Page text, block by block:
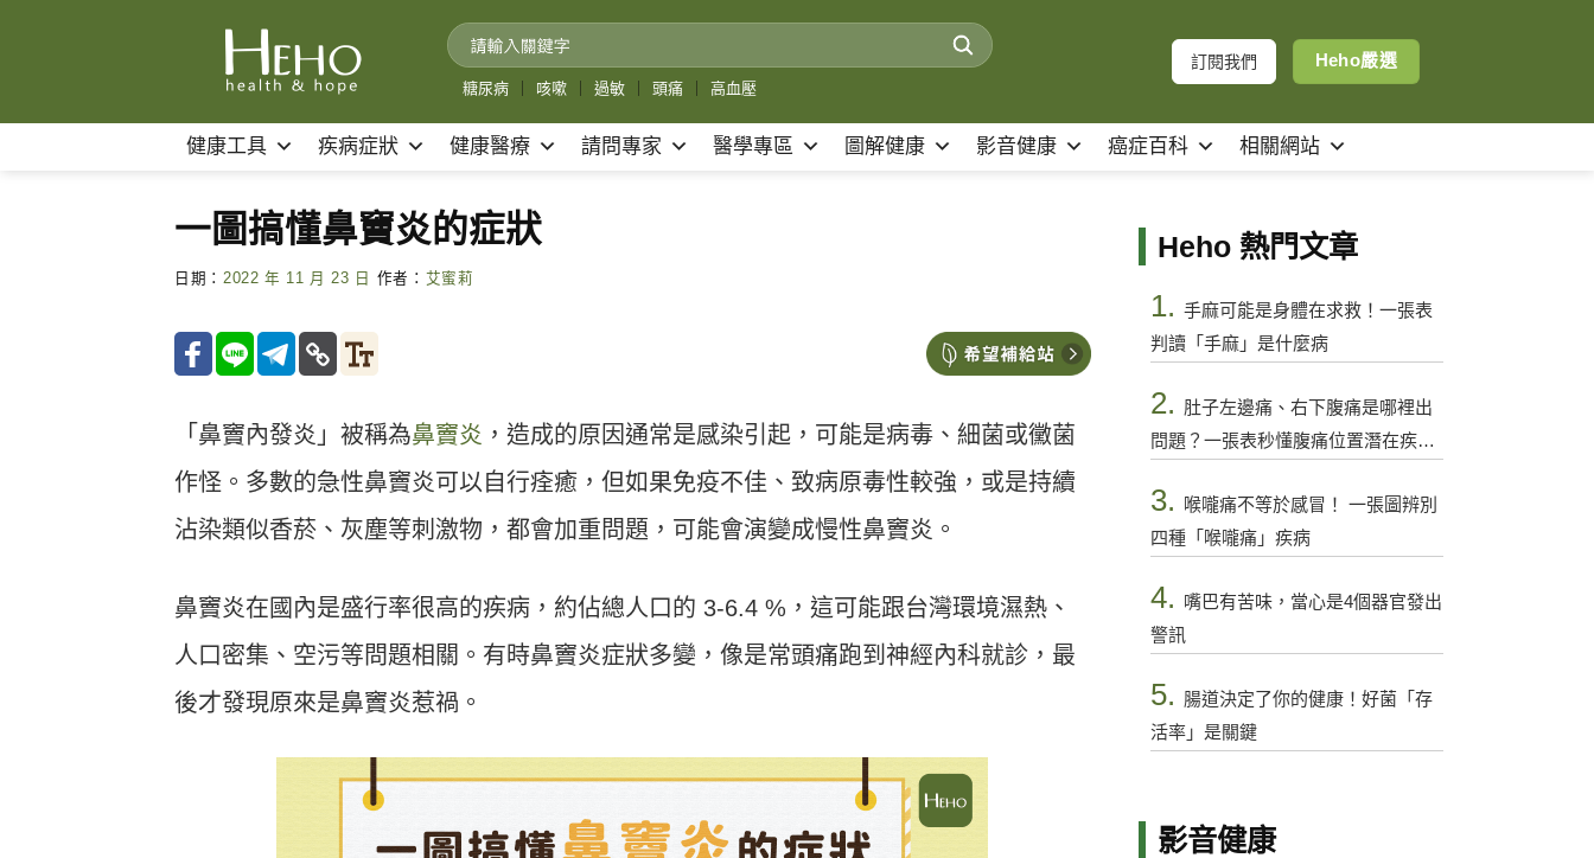
糖尿病 咳嗽 過敏 頭痛 高血壓
訂閱我們 Heho嚴選
健康工具 疾病症狀 健康醫療 請問專家 醫學專區 圖解健康 影音健康 癌症百科 相關網站
一圖搞懂鼻竇炎的症狀
日期： 2022 年 11 月 23 日 作者： 艾蜜莉
「鼻竇內發炎」被稱為鼻竇炎 ，造成的原因通常是感染引起，可能是病毒、細菌或黴菌
作怪。多數的急性鼻竇炎可以自行痊癒，但如果免疫不佳、致病原毒性較強，或是持續
沾染類似香菸、灰塵等刺激物，都會加重問題，可能會演變成慢性鼻竇炎。
鼻竇炎在國內是盛行率很高的疾病，約佔總人口的 3-6.4 %，這可能跟台灣環境濕熱、
人口密集、空污等問題相關。有時鼻竇炎症狀多變，像是常頭痛跑到神經內科就診，最
後才發現原來是鼻竇炎惹禍。
Heho 熱門文章
1. 手麻可能是身體在求救！一張表
判讀「手麻」是什麼病
2. 肚子左邊痛、右下腹痛是哪裡出
問題？一張表秒懂腹痛位置潛在疾病
3.
喉嚨痛不等於感冒！ 一張圖辨別
四種「喉嚨痛」疾病
4. 嘴巴有苦味，當心是4個器官發出
警訊
5. 腸道決定了你的健康！好菌「存
活率」是關鍵
影音健康